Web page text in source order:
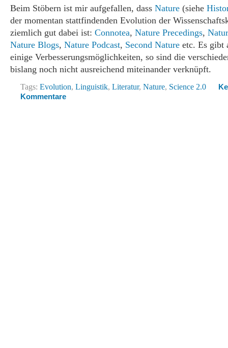
Beim Stöbern ist mir aufgefallen, dass Nature (siehe
der momentan stattfindenden Evolution der
ziemlich gut dabei ist: Connotea, Nature Precedings,
Nature Blogs, Nature Podcast, Second Nature etc. Es gibt
einige Verbesserungsmöglichkeiten, so sind die
bislang noch nicht ausreichend miteinander verknüpft.
Tags: Evolution, Linguistik, Literatur, Nature, Science 2.0
Kommentare